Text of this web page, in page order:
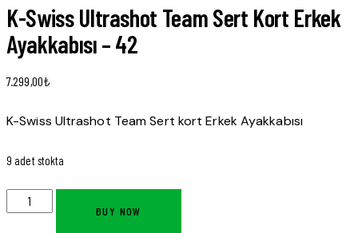
K-Swiss Ultrashot Team Sert Kort Erkek
Ayakkabısı – 42
7.299,00₺
K-Swiss Ultrashot Team Sert kort Erkek Ayakkabısı
9 adet stokta
BUY NOW